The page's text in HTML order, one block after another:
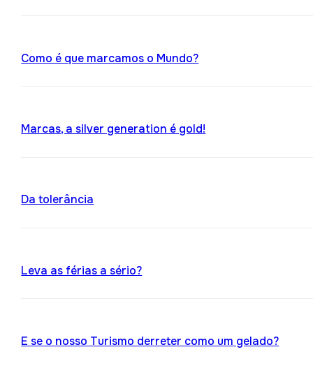
Como é que marcamos o Mundo?
Marcas, a silver generation é gold!
Da tolerância
Leva as férias a sério?
E se o nosso Turismo derreter como um gelado?